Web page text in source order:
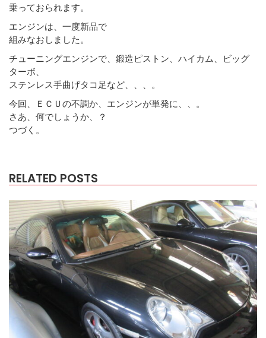
乗っておられます。
エンジンは、一度新品で
組みなおしました。
チューニングエンジンで、鍛造ピストン、ハイカム、ビッグ
ターボ、
ステンレス手曲げタコ足など、、、。
今回、ＥＣＵの不調か、エンジンが単発に、、。
さあ、何でしょうか、？
つづく。
RELATED POSTS